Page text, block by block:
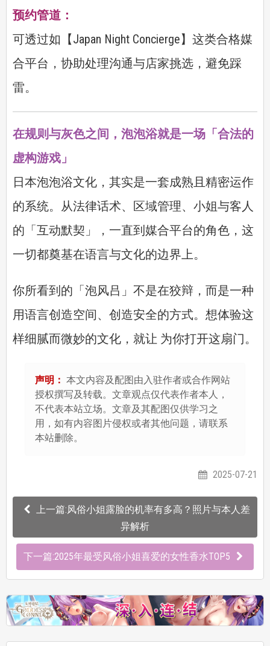
预约管道：
可透过如【Japan Night Concierge】这类合格媒
合平台，协助处理沟通与店家挑选，避免踩
雷。
在规则与灰色之间，泡泡浴就是一场「合法的
虚构游戏」
日本泡泡浴文化，其实是一套成熟且精密运作
的系统。从法律话术、区域管理、小姐与客人
的「互动默契」，一直到媒合平台的角色，这
一切都奠基在语言与文化的边界上。
你所看到的「泡风吕」不是在狡辩，而是一种
用语言创造空间、创造安全的方式。想体验这
样细腻而微妙的文化，就让 为你打开这扇门。
声明： 本文内容及配图由入驻作者或合作网站
授权撰写及转载。文章观点仅代表作者本人，
不代表本站立场。文章及其配图仅供学习之
用，如有内容图片侵权或者其他问题，请联系
本站删除。
2025-07-21
上一篇:风俗小姐露脸的机率有多高？照片与本人差
异解析
下一篇:2025年最受风俗小姐喜爱的女性香水TOP5